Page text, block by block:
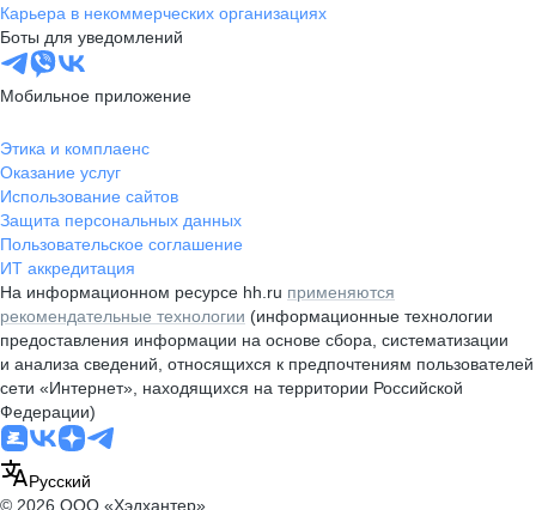
Карьера в некоммерческих организациях
Боты для уведомлений
Мобильное приложение
Этика и комплаенс
Оказание услуг
Использование сайтов
Защита персональных данных
Пользовательское соглашение
ИТ аккредитация
На информационном ресурсе hh.ru применяются
рекомендательные технологии (информационные технологии
предоставления информации на основе сбора, систематизации
и анализа сведений, относящихся к предпочтениям пользователей
сети «Интернет», находящихся на территории Российской
Федерации)
Русский
© 2026 ООО «Хэдхантер»